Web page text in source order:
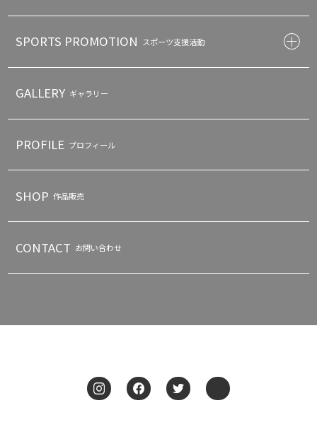
SPORTS PROMOTION スポーツ支援活動
GALLERY ギャラリー
PROFILE プロフィール
SHOP 作品販売
CONTACT お問い合わせ